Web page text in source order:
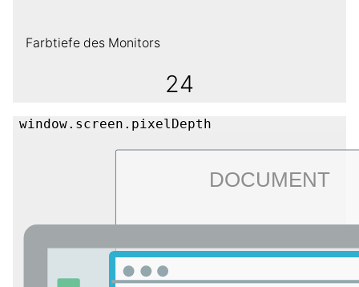
Farbtiefe des Monitors
24
window.screen.pixelDepth